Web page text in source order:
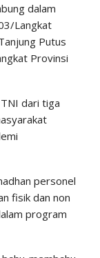
dalam
Langkat
Putus
Provinsi
dari tiga
personel
fisik dan non
program